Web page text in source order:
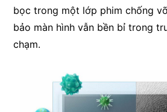
bọc trong một lớp phim chống
bảo màn hình vẫn bền bỉ trong
chạm.